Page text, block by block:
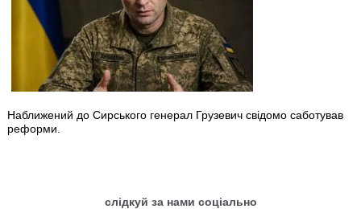
Наближений до Сирського генерал Грузевич свідомо саботував
реформи.
слідкуй за нами соціально